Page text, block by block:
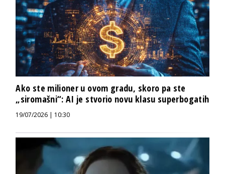
Ako ste milioner u ovom gradu, skoro pa ste
„siromašni“: AI je stvorio novu klasu superbogatih
19/07/2026 | 10:30